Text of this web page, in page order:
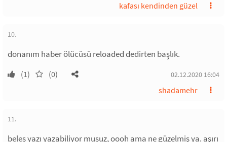
kafası kendinden güzel
10.
donanım haber ölücüsü reloaded dedirten başlık.
(1) (0) 02.12.2020 16:04
shadamehr
11.
beleş yazı yazabiliyor muşuz, oooh ama ne güzelmiş ya. aşırı